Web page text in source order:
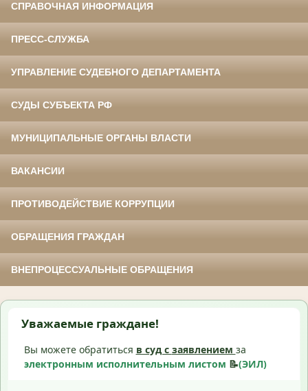
СПРАВОЧНАЯ ИНФОРМАЦИЯ
ПРЕСС-СЛУЖБА
УПРАВЛЕНИЕ СУДЕБНОГО ДЕПАРТАМЕНТА
СУДЫ СУБЪЕКТА РФ
МУНИЦИПАЛЬНЫЕ ОРГАНЫ ВЛАСТИ
ВАКАНСИИ
ПРОТИВОДЕЙСТВИЕ КОРРУПЦИИ
ОБРАЩЕНИЯ ГРАЖДАН
ВНЕПРОЦЕССУАЛЬНЫЕ ОБРАЩЕНИЯ
Уважаемые граждане!
Вы можете обратиться в суд с заявлением за
электронным исполнительным листом 📝(ЭИЛ)